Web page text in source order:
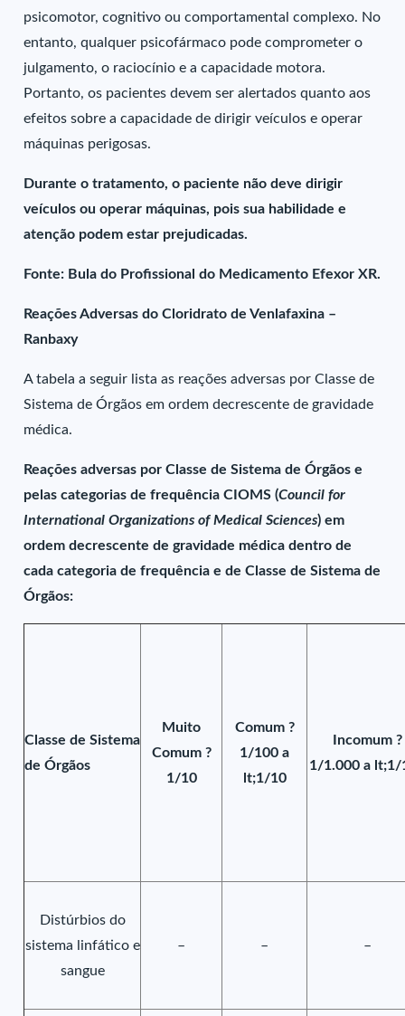
psicomotor, cognitivo ou comportamental complexo. No
entanto, qualquer psicofármaco pode comprometer o
julgamento, o raciocínio e a capacidade motora.
Portanto, os pacientes devem ser alertados quanto aos
efeitos sobre a capacidade de dirigir veículos e operar
máquinas perigosas.
Durante o tratamento, o paciente não deve dirigir
veículos ou operar máquinas, pois sua habilidade e
atenção podem estar prejudicadas.
Fonte: Bula do Profissional do Medicamento Efexor XR.
Reações Adversas do Cloridrato de Venlafaxina –
Ranbaxy
A tabela a seguir lista as reações adversas por Classe de
Sistema de Órgãos em ordem decrescente de gravidade
médica.
Reações adversas por Classe de Sistema de Órgãos e
pelas categorias de frequência CIOMS (Council for
International Organizations of Medical Sciences) em
ordem decrescente de gravidade médica dentro de
cada categoria de frequência e de Classe de Sistema de
Órgãos:
Classe de Sistema
de Órgãos
Muito
Comum ?
1/10
Comum ?
1/100 a
lt;1/10
Incomum ?
1/1.000 a lt;1/
Distúrbios do
sistema linfático e
sangue
– – –